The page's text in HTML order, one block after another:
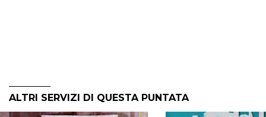
ALTRI SERVIZI DI QUESTA PUNTATA